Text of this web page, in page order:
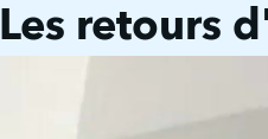
Les retours